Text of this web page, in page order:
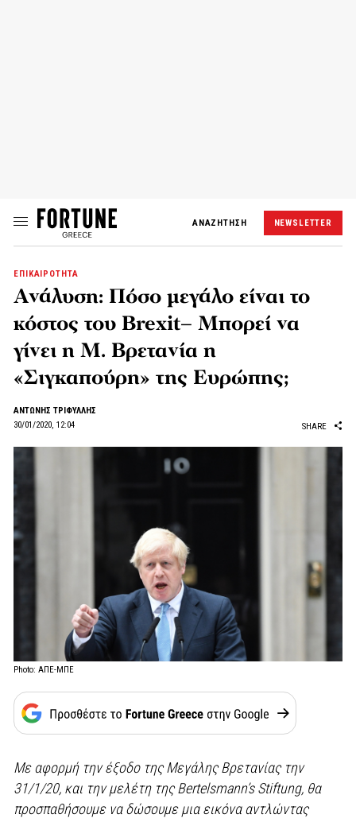
ΑΝΑΖΗΤΗΣΗ NEWSLETTER
ΕΠΙΚΑΙΡΟΤΗΤΑ
Aνάλυση: Πόσο μεγάλο είναι το
κόστος του Brexit– Μπορεί να
γίνει η Μ. Βρετανία η
«Σιγκαπούρη» της Ευρώπης;
ΑΝΤΩΝΗΣ ΤΡΙΦΥΛΛΗΣ
30/01/2020, 12:04
SHARE
Photo: ΑΠΕ-ΜΠΕ
Με αφορμή την έξοδο της Μεγάλης Βρετανίας την
31/1/20, και την μελέτη τηςBertelsmann’s Stiftung, θα
προσπαθήσουμε να δώσουμε μια εικόνα αντλώντας